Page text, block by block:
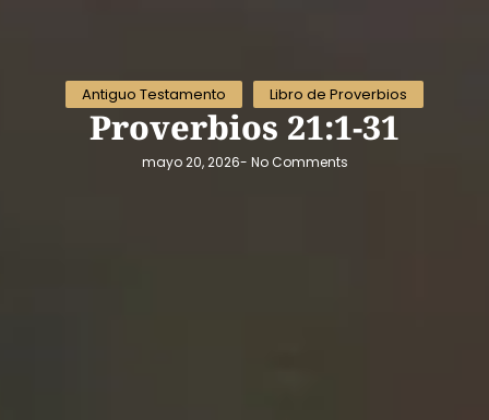
Antiguo Testamento Libro de Proverbios
Proverbios 21:1-31
mayo 20, 2026- No Comments